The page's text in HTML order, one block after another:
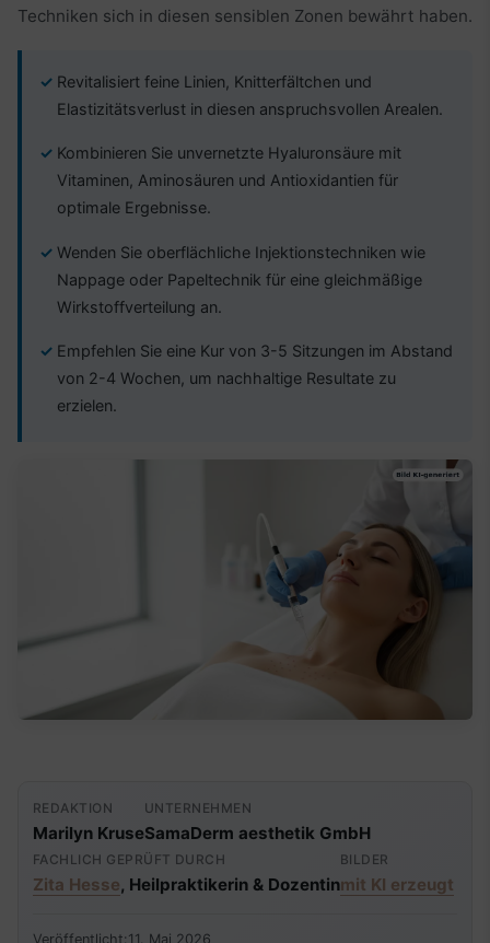
Techniken sich in diesen sensiblen Zonen bewährt haben.
Revitalisiert feine Linien, Knitterfältchen und
Elastizitätsverlust in diesen anspruchsvollen Arealen.
Kombinieren Sie unvernetzte Hyaluronsäure mit
Vitaminen, Aminosäuren und Antioxidantien für
optimale Ergebnisse.
Wenden Sie oberflächliche Injektionstechniken wie
Nappage oder Papeltechnik für eine gleichmäßige
Wirkstoffverteilung an.
Empfehlen Sie eine Kur von 3-5 Sitzungen im Abstand
von 2-4 Wochen, um nachhaltige Resultate zu
erzielen.
REDAKTION
Marilyn Kruse
UNTERNEHMEN
SamaDerm aesthetik GmbH
FACHLICH GEPRÜFT DURCH
Zita Hesse, Heilpraktikerin & Dozentin
BILDER
mit KI erzeugt
Veröffentlicht: 11. Mai 2026